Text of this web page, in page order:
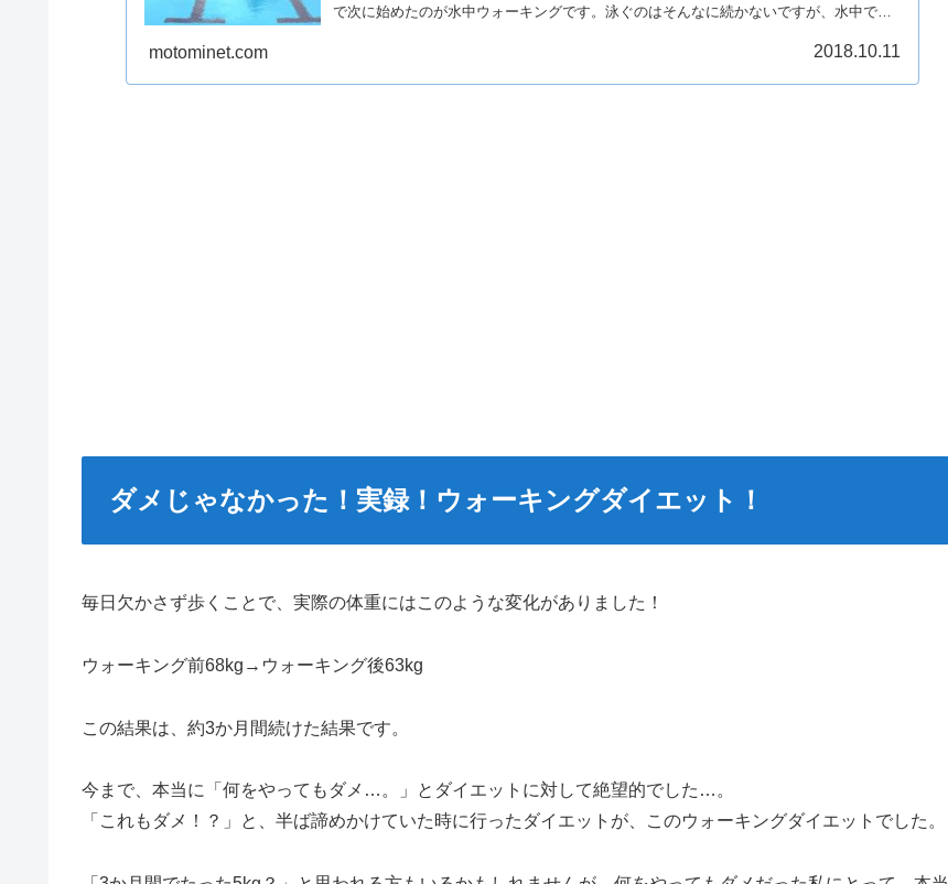
で次に始めたのが水中ウォーキングです。泳ぐのはそんなに続かないですが、水中で歩
motominet.com 2018.10.11
ダメじゃなかった！実録！ウォーキングダイエット！
毎日欠かさず歩くことで、実際の体重にはこのような変化がありました！
ウォーキング前68kg→ウォーキング後63kg
この結果は、約3か月間続けた結果です。
今まで、本当に「何をやってもダメ…。」とダイエットに対して絶望的でした…。
「これもダメ！？」と、半ば諦めかけていた時に行ったダイエットが、このウォーキングダイエットでした。